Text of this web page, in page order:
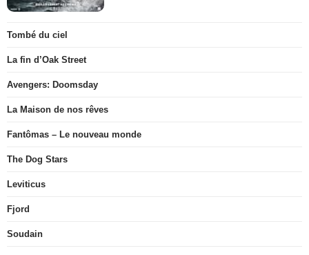
Tombé du ciel
La fin d’Oak Street
Avengers: Doomsday
La Maison de nos rêves
Fantômas – Le nouveau monde
The Dog Stars
Leviticus
Fjord
Soudain